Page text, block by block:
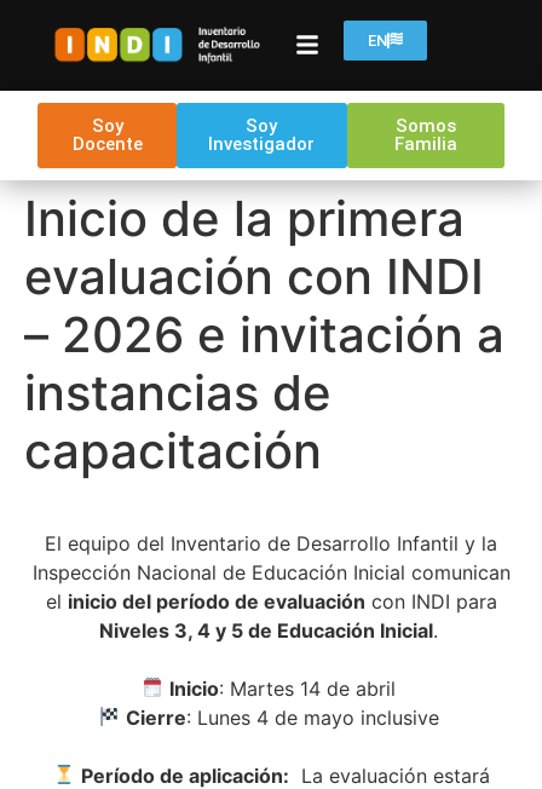
EN
Soy
Docente
Soy
Investigador
Somos
Familia
Inicio de la primera
evaluación con INDI
– 2026 e invitación a
instancias de
capacitación
El equipo del Inventario de Desarrollo Infantil y la
Inspección Nacional de Educación Inicial comunican
el inicio del período de evaluación con INDI para
Niveles 3, 4 y 5 de Educación Inicial.
Inicio: Martes 14 de abril
Cierre: Lunes 4 de mayo inclusive
Período de aplicación: La evaluación estará